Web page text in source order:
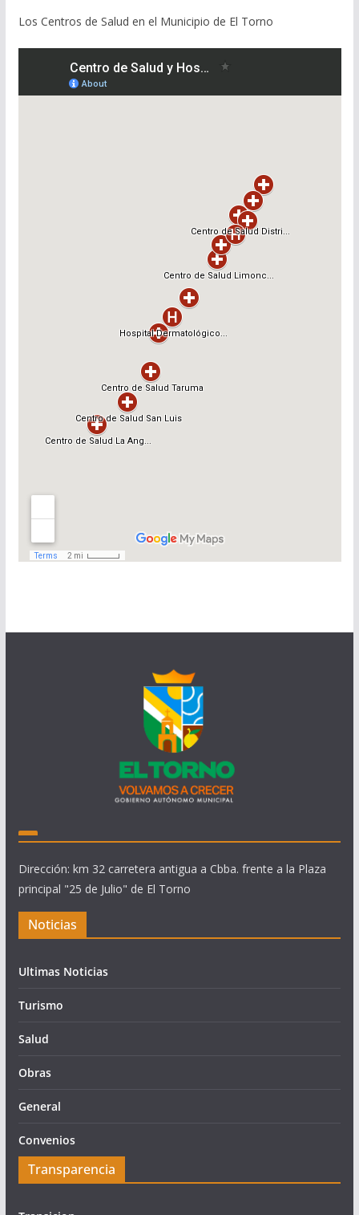
Los Centros de Salud en el Municipio de El Torno
Dirección: km 32 carretera antigua a Cbba. frente a la Plaza
principal "25 de Julio" de El Torno
Noticias
Ultimas Noticias
Turismo
Salud
Obras
General
Convenios
Transparencia